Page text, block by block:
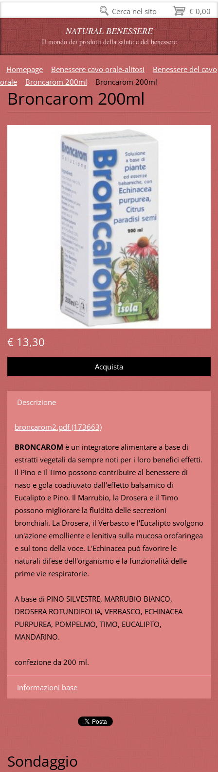
NATURAL BENESSERE
Il mondo dei prodotti della salute e del benessere
Homepage Benessere cavo orale-alitosi
Benessere del cavo
orale
Broncarom 200ml Broncarom 200ml
Broncarom 200ml
€ 13,30
Descrizione
broncarom2.pdf (173663)
BRONCAROM è un integratore alimentare a base di
estratti vegetali da sempre noti per i loro benefici effetti.
Il Pino e il Timo possono contribuire al benessere di
naso e gola coadiuvato dall'effetto balsamico di
Eucalipto e Pino. Il Marrubio, la Drosera e il Timo
possono migliorare la fluidità delle secrezioni
bronchiali. La Drosera, il Verbasco e l'Eucalipto svolgono
un'azione emolliente e lenitiva sulla mucosa orofaringea
e sul tono della voce. L'Echinacea può favorire le
naturali difese dell'organismo e la funzionalità delle
prime vie respiratorie.
A base di PINO SILVESTRE, MARRUBIO BIANCO,
DROSERA ROTUNDIFOLIA, VERBASCO, ECHINACEA
PURPUREA, POMPELMO, TIMO, EUCALIPTO,
MANDARINO.
confezione da 200 ml.
Informazioni base
Sondaggio
€ 0,00
Cerca nel sito